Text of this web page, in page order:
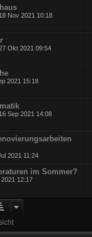
Nov 2021 10:18
Okt 2021 09:54
2021 15:18
Sep 2021 14:08
2021 11:24
im Sommer?
12:17